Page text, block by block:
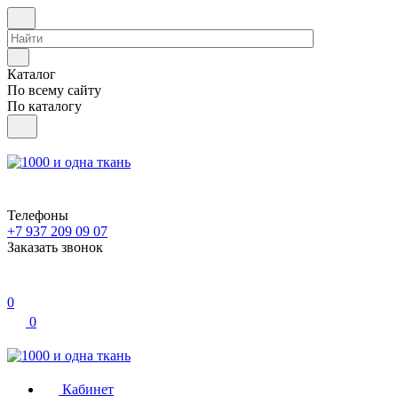
Каталог
По всему сайту
По каталогу
Телефоны
+7 937 209 09 07
Заказать звонок
0
0
Кабинет